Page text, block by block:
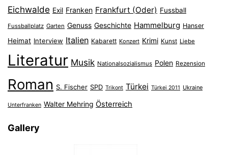
Eichwalde Exil Franken Frankfurt (Oder) Fussball
Fussballplatz Garten Genuss Geschichte Hammelburg Hanser
Heimat Interview Italien Kabarett Konzert Krimi Kunst Liebe
Literatur Musik Nationalsozialismus Polen Rezension
Roman S. Fischer SPD Trikont Türkei Türkei 2011 Ukraine
Unterfranken Walter Mehring Österreich
Gallery